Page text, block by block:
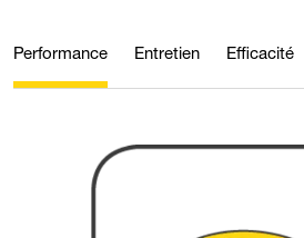
Performance Entretien Efficacité